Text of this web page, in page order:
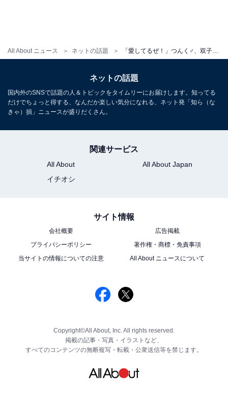
All About ニュース ネットの話題
ネットの話題
国内外のSNSで話題の人＆トピックをタイムリーにお届けします。知ってる
だけでちょっと得する、なんだか楽しい気分になれる、ネット発「知ら（な
きゃ）損」ニュースが盛りだくさん。
関連サービス
All About
All About Japan
イチオシ
サイト情報
会社概要
広告掲載
プライバシーポリシー
著作権・商標・免責事項
当サイトの情報についての注意
All About ニュースについて
Copyright©All About, Inc. All rights reserved.
掲載の記事・写真・イラストなど、
すべてのコンテンツの無断複写・転載・公衆送信等を禁じます。